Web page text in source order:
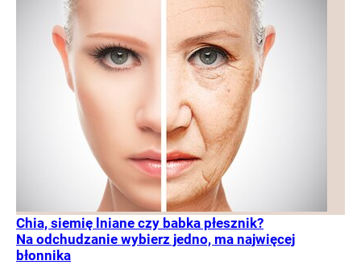
Chia, siemię lniane czy babka płesznik?
Na odchudzanie wybierz jedno, ma najwięcej
błonnika